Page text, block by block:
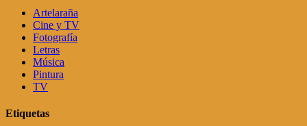
Artelaraña
Cine y TV
Fotografía
Letras
Música
Pintura
TV
Etiquetas